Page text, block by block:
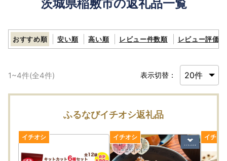
茨城県稲敷市の返礼品一覧
おすすめ順 安い順 高い順 レビュー件数順 レビュー評価順
1~4件(全4件) 表示切替：
ふるなびイチオシ返礼品